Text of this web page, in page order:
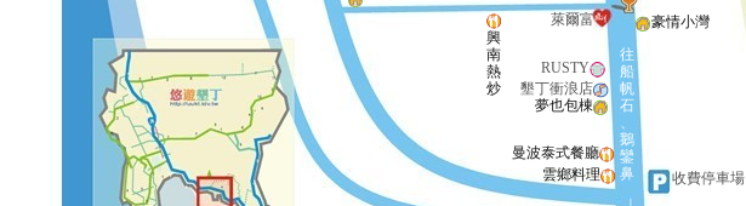
曼波泰式餐廳
萊爾富
興
南
熱
炒
收費停車場
往
船
帆
石
、
鵝
鑾
鼻
RUSTY
雲鄉料理
豪情小灣
墾丁衝浪店
夢也包棟